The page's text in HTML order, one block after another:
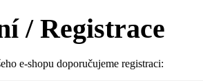
/ Registrace
e-shopu doporučujeme registraci: